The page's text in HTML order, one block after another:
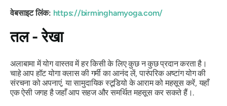
वेबसाइट लिंक: https://birminghamyoga.com/
तल - रेखा
अलाबामा में योग वास्तव में हर किसी के लिए कुछ न कुछ प्रदान करता है।
चाहे आप हॉट योगा क्लास की गर्मी का आनंद लें, पारंपरिक अष्टांग योग की
संरचना को अपनाएं, या सामुदायिक स्टूडियो के आराम को महसूस करें, यहाँ
एक ऐसी जगह है जहाँ आप सहज और समर्थित महसूस कर सकते हैं।.